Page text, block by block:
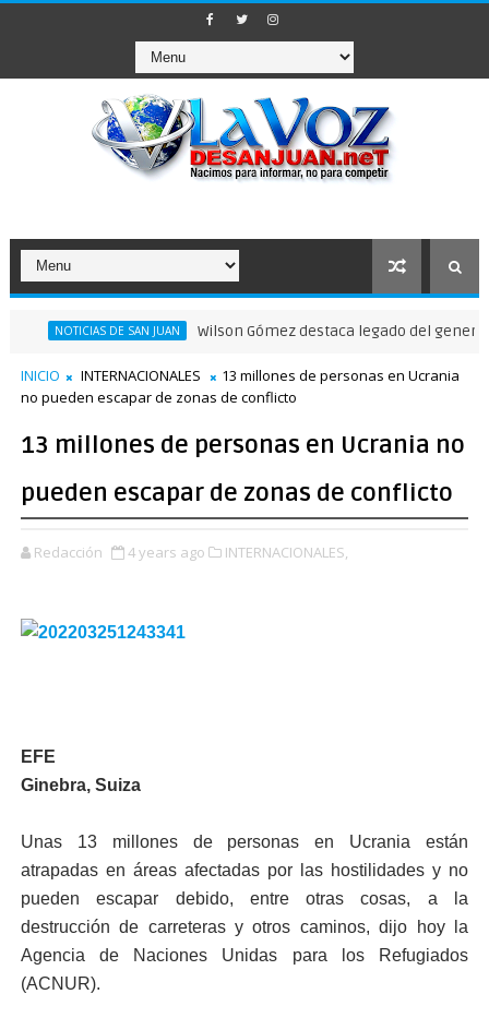
NOTICIAS DE SAN JUAN Wilson Gómez destaca legado del general
INICIO INTERNACIONALES
13 millones de personas en Ucrania
no pueden escapar de zonas de conflicto
13 millones de personas en Ucrania no
pueden escapar de zonas de conflicto
Redacción 4 years ago INTERNACIONALES,
EFE
Ginebra, Suiza
Unas 13 millones de personas en Ucrania están
atrapadas en áreas afectadas por las hostilidades y no
pueden escapar debido, entre otras cosas, a la
destrucción de carreteras y otros caminos, dijo hoy la
Agencia de Naciones Unidas para los Refugiados
(ACNUR).